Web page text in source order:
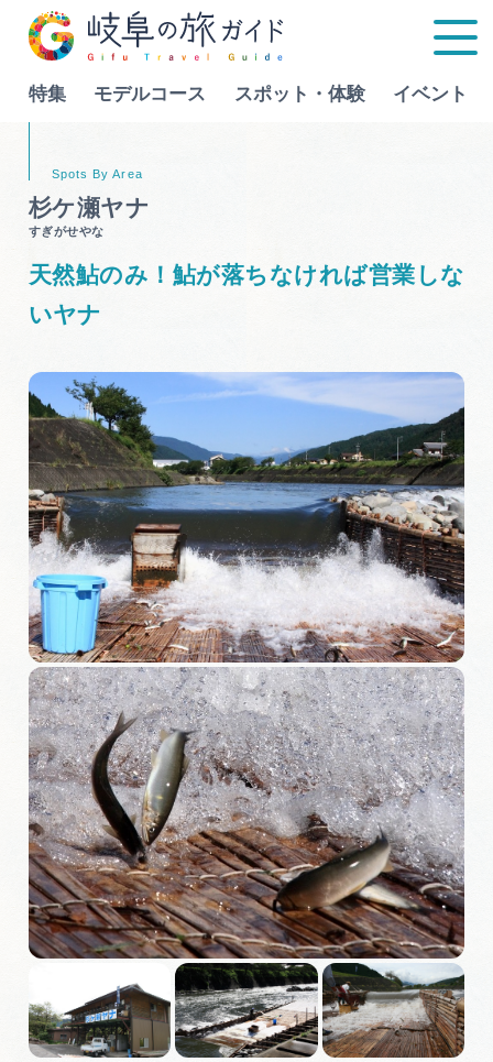
特集 モデルコース スポット・体験 イベント
モデルコース
スポット・体験
イベント
グルメ
旅の予約
アクセス
インフォメーション
ぎふ旅レポーター記事
早わかり岐阜
買い物・お土産
体験予約サイト「ＶＩＳＩＴ岐阜県」
岐阜県アウトドア観光キャンペーン
岐阜県まるごと観光エリアガイド
岐阜県観光データベース
Language
行きたいリストを見る
杉ケ瀬ヤナ
すぎがせやな
天然鮎のみ！鮎が落ちなければ営業しな
いヤナ